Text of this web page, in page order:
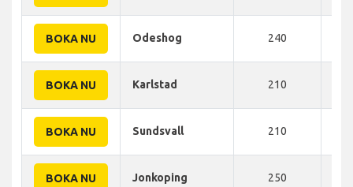
BOKA NU Odeshog 240
BOKA NU Karlstad 210
BOKA NU Sundsvall 210
BOKA NU Jonkoping 250